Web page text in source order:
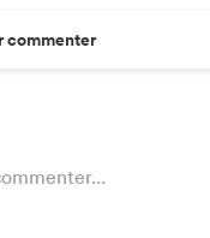
commenter